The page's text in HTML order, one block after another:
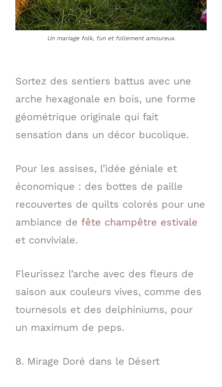
Un mariage folk, fun et follement amoureux.
Sortez des sentiers battus avec une
arche hexagonale en bois, une forme
géométrique originale qui fait
sensation dans un décor bucolique.
Pour les assises, l’idée géniale et
économique : des bottes de paille
recouvertes de quilts colorés pour une
ambiance de fête champêtre estivale
et conviviale.
Fleurissez l’arche avec des fleurs de
saison aux couleurs vives, comme des
tournesols et des delphiniums, pour
un maximum de peps.
8. Mirage Doré dans le Désert